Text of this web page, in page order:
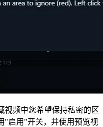
视频中您希望保持私密的区
"启用"开关，并使用预览视